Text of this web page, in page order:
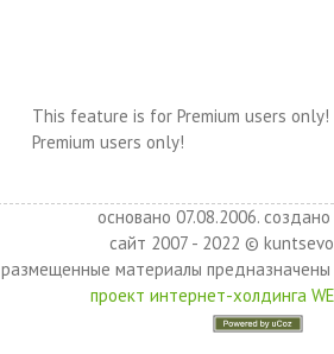
This feature is for Premium users only!
Premium users only!
основано 07.08.2006.
сайт 2007 - 2022 ©
размещенные материалы
проект интернет-холдинга